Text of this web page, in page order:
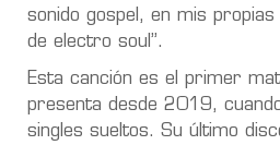
sonido gospel, en mis
de electro soul”.
Esta canción es el primer
presenta desde 2019,
singles sueltos. Su último